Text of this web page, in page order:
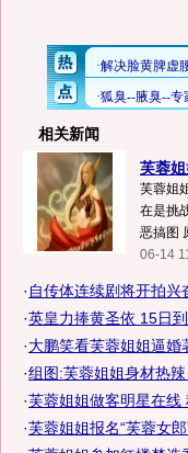
相关新闻
芙蓉
芙蓉姐
在是挑
恶搞图
06-14
· 自传体连续剧将开拍
·英皇力捧黄圣依 15日
·大鹏笑看芙蓉姐姐逼婚
·组图:芙蓉姐姐身材热
·芙蓉姐姐做客明星在线
·芙蓉姐姐报名“芙蓉女